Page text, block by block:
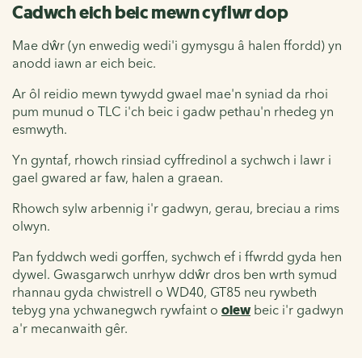
Cadwch eich beic mewn cyflwr dop
Mae dŵr (yn enwedig wedi'i gymysgu â halen ffordd) yn
anodd iawn ar eich beic.
Ar ôl reidio mewn tywydd gwael mae'n syniad da rhoi
pum munud o TLC i'ch beic i gadw pethau'n rhedeg yn
esmwyth.
Yn gyntaf, rhowch rinsiad cyffredinol a sychwch i lawr i
gael gwared ar faw, halen a graean.
Rhowch sylw arbennig i'r gadwyn, gerau, breciau a rims
olwyn.
Pan fyddwch wedi gorffen, sychwch ef i ffwrdd gyda hen
dywel. Gwasgarwch unrhyw ddŵr dros ben wrth symud
rhannau gyda chwistrell o WD40, GT85 neu rywbeth
tebyg yna ychwanegwch rywfaint o olew beic i'r gadwyn
a'r mecanwaith gêr.